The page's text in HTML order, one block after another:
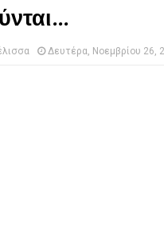
Δευτέρα, Νοεμβρίου 26,